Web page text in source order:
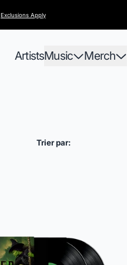
Exclusions Apply
ArtistsMusic Merch